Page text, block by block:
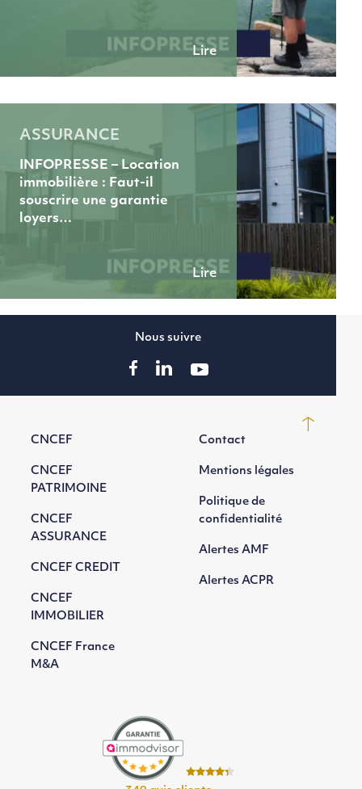
Lire
ASSURANCE
INFOPRESSE – Location
immobilière : Faut-il
souscrire une garantie
loyers…
Lire
CNCEF
CNCEF
PATRIMOINE
CNCEF
ASSURANCE
CNCEF CREDIT
CNCEF
IMMOBILIER
CNCEF France
M&A
Contact
Mentions légales
Politique de
confidentialité
Alertes AMF
Alertes ACPR
Nous suivre